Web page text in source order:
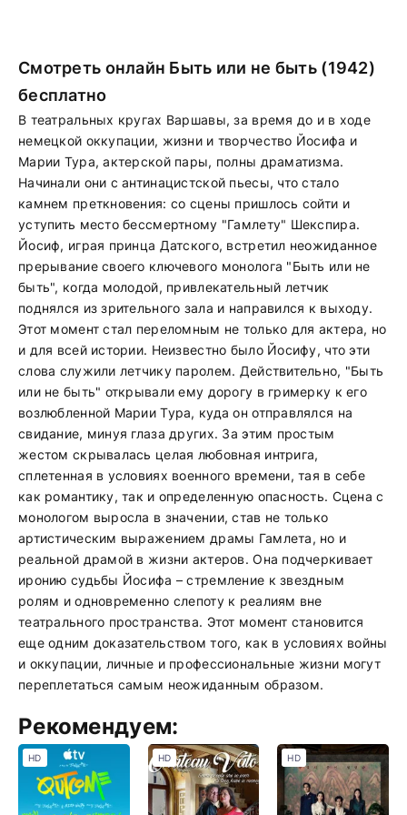
Смотреть онлайн Быть или не быть (1942)
бесплатно
В театральных кругах Варшавы, за время до и в ходе
немецкой оккупации, жизни и творчество Йосифа и
Марии Тура, актерской пары, полны драматизма.
Начинали они с антинацистской пьесы, что стало
камнем преткновения: со сцены пришлось сойти и
уступить место бессмертному "Гамлету" Шекспира.
Йосиф, играя принца Датского, встретил неожиданное
прерывание своего ключевого монолога "Быть или не
быть", когда молодой, привлекательный летчик
поднялся из зрительного зала и направился к выходу.
Этот момент стал переломным не только для актера, но
и для всей истории. Неизвестно было Йосифу, что эти
слова служили летчику паролем. Действительно, "Быть
или не быть" открывали ему дорогу в гримерку к его
возлюбленной Марии Тура, куда он отправлялся на
свидание, минуя глаза других. За этим простым
жестом скрывалась целая любовная интрига,
сплетенная в условиях военного времени, тая в себе
как романтику, так и определенную опасность. Сцена с
монологом выросла в значении, став не только
артистическим выражением драмы Гамлета, но и
реальной драмой в жизни актеров. Она подчеркивает
иронию судьбы Йосифа – стремление к звездным
ролям и одновременно слепоту к реалиям вне
театрального пространства. Этот момент становится
еще одним доказательством того, как в условиях войны
и оккупации, личные и профессиональные жизни могут
переплетаться самым неожиданным образом.
Рекомендуем:
HD HD HD